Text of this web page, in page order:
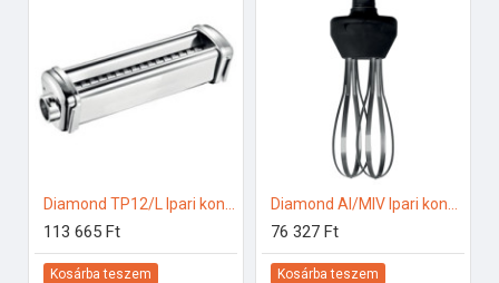
113 665 Ft
Kosárba teszem
76 327 Ft
Kosárba teszem